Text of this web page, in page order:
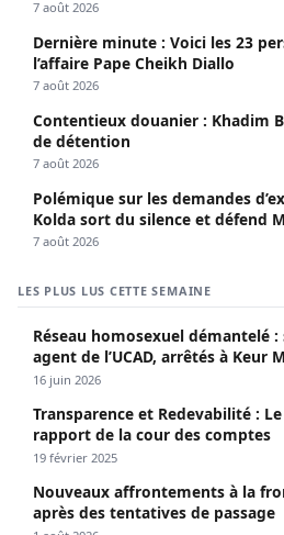
Seydi)
7 août 2026
Dernière minute : Voici les 23
l’affaire Pape Cheikh Diallo
7 août 2026
Contentieux douanier : Khadim
de détention
7 août 2026
Polémique sur les demandes
Kolda sort du silence et défend
7 août 2026
LES PLUS LUS CETTE SEMAINE
Réseau homosexuel démantelé
agent de l’UCAD, arrêtés à Keur
propagé le VIH depuis 2018
16 juin 2026
Transparence et Redevabilité :
rapport de la cour des comptes
19 février 2025
Nouveaux affrontements à la
après des tentatives de passage